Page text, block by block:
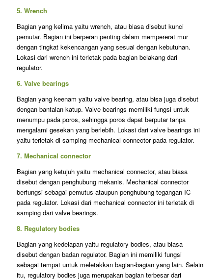
5. Wrench
Bagian yang kelima yaitu wrench, atau biasa disebut kunci
pemutar. Bagian ini berperan penting dalam mempererat mur
dengan tingkat kekencangan yang sesuai dengan kebutuhan.
Lokasi dari wrench ini terletak pada bagian belakang dari
regulator.
6. Valve bearings
Bagian yang keenam yaitu valve bearing, atau bisa juga disebut
dengan bantalan katup. Valve bearings memiliki fungsi untuk
menumpu pada poros, sehingga poros dapat berputar tanpa
mengalami gesekan yang berlebih. Lokasi dari valve bearings ini
yaitu terletak di samping mechanical connector pada regulator.
7. Mechanical connector
Bagian yang ketujuh yaitu mechanical connector, atau biasa
disebut dengan penghubung mekanis. Mechanical connector
berfungsi sebagai pemutus ataupun penghubung tegangan IC
pada regulator. Lokasi dari mechanical connector ini terletak di
samping dari valve bearings.
8. Regulatory bodies
Bagian yang kedelapan yaitu regulatory bodies, atau biasa
disebut dengan badan regulator. Bagian ini memiliki fungsi
sebagai tempat untuk meletakkan bagian-bagian yang lain. Selain
itu, regulatory bodies juga merupakan bagian terbesar dari